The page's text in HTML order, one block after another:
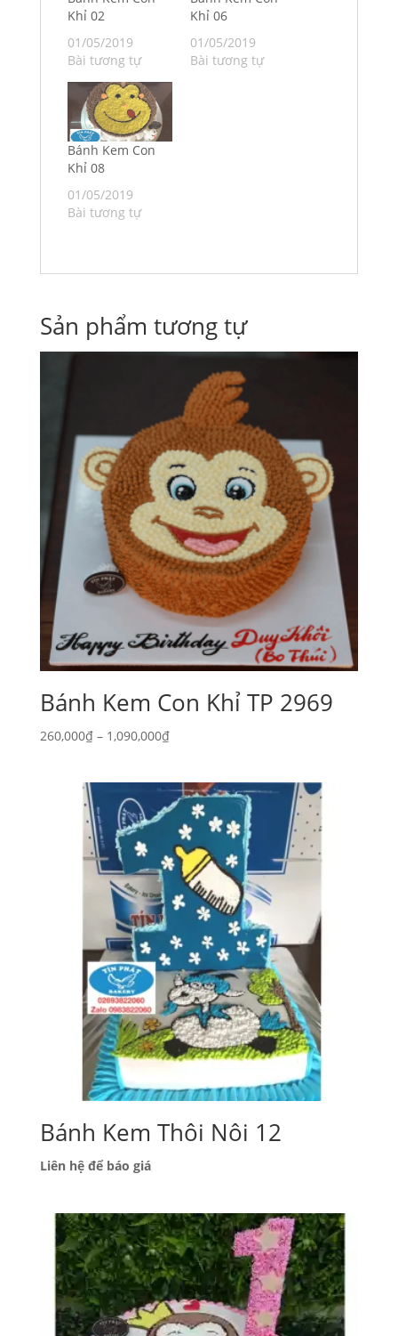
Khỉ 02
01/05/2019
Bài tương tự
Khỉ 06
01/05/2019
Bài tương tự
Bánh Kem Con
Khỉ 08
01/05/2019
Bài tương tự
Sản phẩm tương tự
Bánh Kem Con Khỉ TP 2969
260,000₫ – 1,090,000₫Khoảng
260,000₫
đến
1,090,000₫
Bánh Kem Thôi Nôi 12
Liên hệ để báo giá